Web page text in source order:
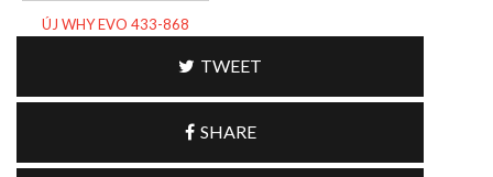
ÚJ WHY EVO 433-868
TWEET
SHARE